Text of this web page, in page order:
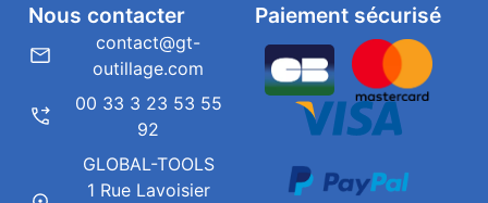
Paiement sécurisé
Nous contacter
contact@gt-
outillage.com
00 33 3 23 53 55
92
GLOBAL-TOOLS
1 Rue Lavoisier